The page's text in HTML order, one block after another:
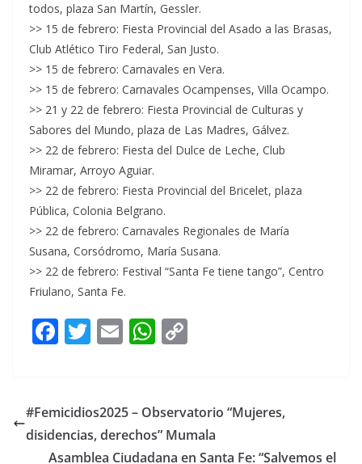
todos, plaza San Martín, Gessler.
>> 15 de febrero: Fiesta Provincial del Asado a las Brasas,
Club Atlético Tiro Federal, San Justo.
>> 15 de febrero: Carnavales en Vera.
>> 15 de febrero: Carnavales Ocampenses, Villa Ocampo.
>> 21 y 22 de febrero: Fiesta Provincial de Culturas y
Sabores del Mundo, plaza de Las Madres, Gálvez.
>> 22 de febrero: Fiesta del Dulce de Leche, Club
Miramar, Arroyo Aguiar.
>> 22 de febrero: Fiesta Provincial del Bricelet, plaza
Pública, Colonia Belgrano.
>> 22 de febrero: Carnavales Regionales de María
Susana, Corsódromo, María Susana.
>> 22 de febrero: Festival “Santa Fe tiene tango”, Centro
Friulano, Santa Fe.
F
b
o
T
er
E
l
W
s
A
y
Li
#Femicidios2025 – Observatorio “Mujeres,
disidencias, derechos” Mumala
Asamblea Ciudadana en Santa Fe: “Salvemos el